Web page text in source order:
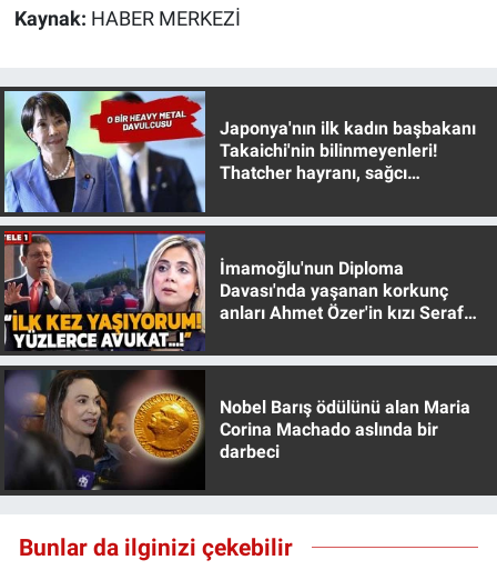
Kaynak: HABER MERKEZİ
Japonya'nın ilk kadın başbakanı
Takaichi'nin bilinmeyenleri!
Thatcher hayranı, sağcı
İmamoğlu'nun Diploma
Davası'nda yaşanan korkunç
anları Ahmet Özer'in kızı Seraf
Nobel Barış ödülünü alan Maria
Corina Machado aslında bir
darbeci
Bunlar da ilginizi çekebilir
Yerel Yaşam
Canlı Yayın